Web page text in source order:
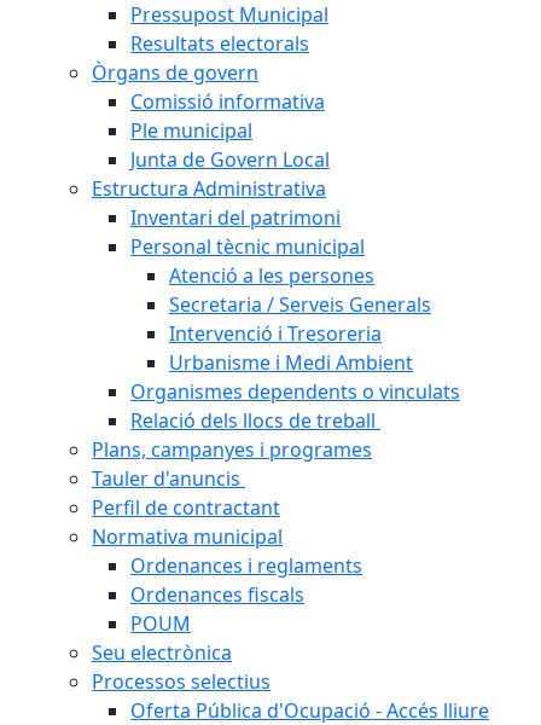
Pressupost Municipal
Resultats electorals
Òrgans de govern
Comissió informativa
Ple municipal
Junta de Govern Local
Estructura Administrativa
Inventari del patrimoni
Personal tècnic municipal
Atenció a les persones
Secretaria / Serveis Generals
Intervenció i Tresoreria
Urbanisme i Medi Ambient
Organismes dependents o vinculats
Relació dels llocs de treball
Plans, campanyes i programes
Tauler d'anuncis
Perfil de contractant
Normativa municipal
Ordenances i reglaments
Ordenances fiscals
POUM
Seu electrònica
Processos selectius
Oferta Pública d'Ocupació - Accés lliure